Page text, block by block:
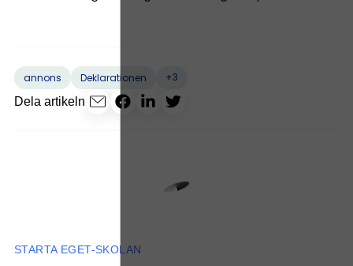
annons Deklarationen
+3
Dela artikeln
STARTA EGET-SKOLAN